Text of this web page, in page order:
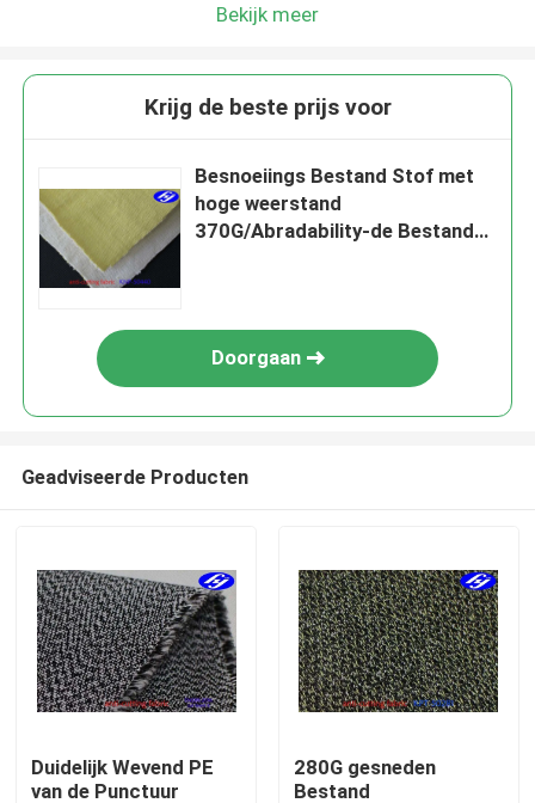
Bekijk meer
Krijg de beste prijs voor
Besnoeiings Bestand Stof met
hoge weerstand
370G/Abradability-de Bestand
Doorgaan
Geadviseerde Producten
Duidelijk Wevend PE
van de Punctuur
280G gesneden
Bestand